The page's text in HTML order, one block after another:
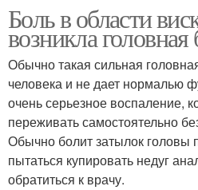
Боль в области
возникла головная
Обычно такая сильная
человека и не дает нормалью
очень серьезное воспаление,
переживать самостоятельно
Обычно болит затылок головы
пытаться купировать недуг
обратиться к врачу.